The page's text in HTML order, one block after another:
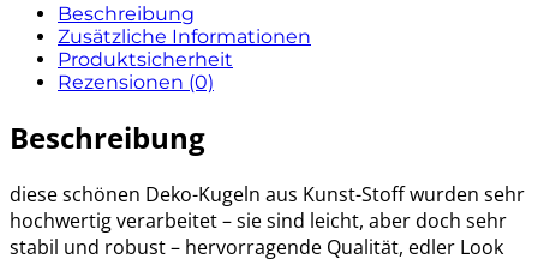
Beschreibung
Zusätzliche Informationen
Produktsicherheit
Rezensionen (0)
Beschreibung
diese schönen Deko-Kugeln aus Kunst-Stoff wurden sehr
hochwertig verarbeitet – sie sind leicht, aber doch sehr
stabil und robust – hervorragende Qualität, edler Look